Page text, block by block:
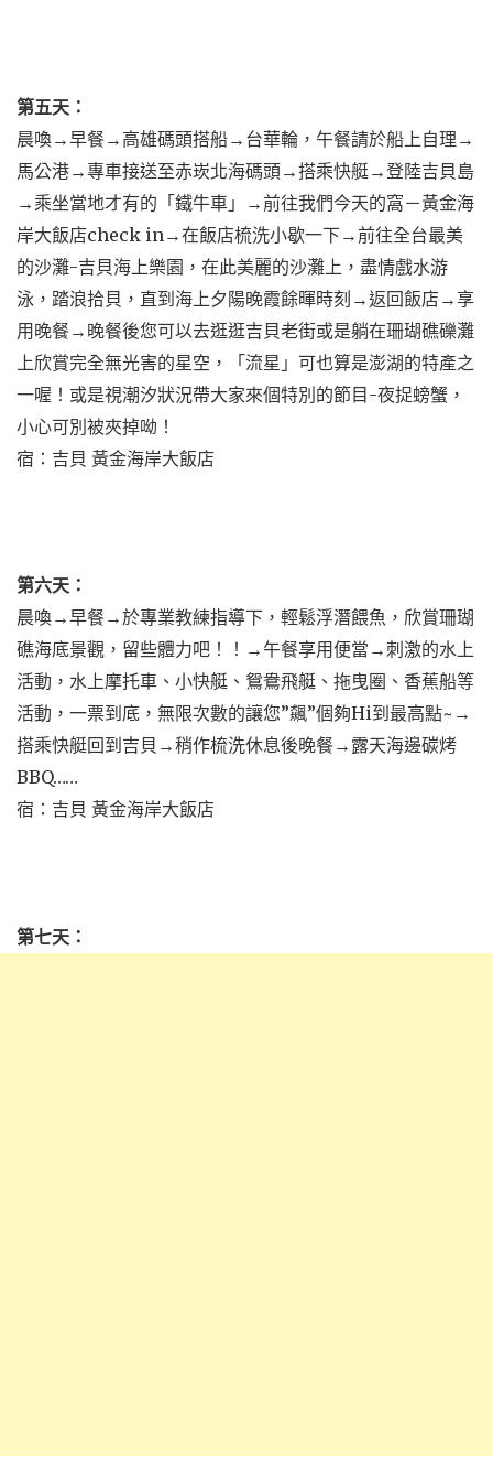
第五天：
晨喚→早餐→高雄碼頭搭船→台華輪，午餐請於船上自理→
馬公港→專車接送至赤崁北海碼頭→搭乘快艇→登陸吉貝島
→乘坐當地才有的「鐵牛車」→前往我們今天的窩－黃金海
岸大飯店check in→在飯店梳洗小歇一下→前往全台最美
的沙灘-吉貝海上樂園，在此美麗的沙灘上，盡情戲水游
泳，踏浪拾貝，直到海上夕陽晚霞餘暉時刻→返回飯店→享
用晚餐→晚餐後您可以去逛逛吉貝老街或是躺在珊瑚礁礫灘
上欣賞完全無光害的星空，「流星」可也算是澎湖的特產之
一喔！或是視潮汐狀況帶大家來個特別的節目-夜捉螃蟹，
小心可別被夾掉呦！
宿：吉貝 黃金海岸大飯店
第六天：
晨喚→早餐→於專業教練指導下，輕鬆浮潛餵魚，欣賞珊瑚
礁海底景觀，留些體力吧！！→午餐享用便當→刺激的水上
活動，水上摩托車、小快艇、鴛鴦飛艇、拖曳圈、香蕉船等
活動，一票到底，無限次數的讓您”飆”個夠Hi到最高點~→
搭乘快艇回到吉貝→稍作梳洗休息後晚餐→露天海邊碳烤
BBQ……
宿：吉貝 黃金海岸大飯店
第七天：